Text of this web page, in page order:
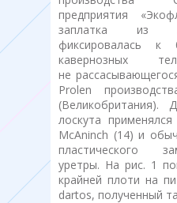
предприятия
заплатка из
фиксировалась к
кавернозных
не
Prolen
(Великобритания).
лоскута
McAninch (14) и
пластического
уретры. На рис. 1
крайней плоти на
dartos, полученный